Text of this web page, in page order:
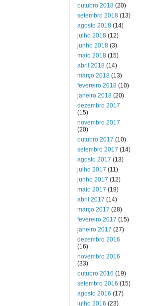
outubro 2018 (20)
setembro 2018 (13)
agosto 2018 (14)
julho 2018 (12)
junho 2018 (3)
maio 2018 (15)
abril 2018 (14)
março 2018 (13)
fevereiro 2018 (10)
janeiro 2018 (20)
dezembro 2017
(15)
novembro 2017
(20)
outubro 2017 (10)
setembro 2017 (14)
agosto 2017 (13)
julho 2017 (11)
junho 2017 (12)
maio 2017 (19)
abril 2017 (14)
março 2017 (28)
fevereiro 2017 (15)
janeiro 2017 (27)
dezembro 2016
(16)
novembro 2016
(33)
outubro 2016 (19)
setembro 2016 (15)
agosto 2016 (17)
julho 2016 (23)